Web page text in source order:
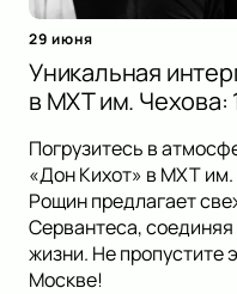
29 июня
Уникальная
в МХТ им. Чехова:
Погрузитесь в
«Дон Кихот» в МХТ
Рощин предлагает
Сервантеса,
жизни. Не пропустите
Москве!